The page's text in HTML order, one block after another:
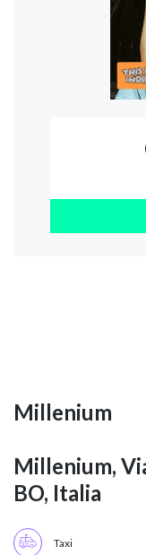
Millenium
Millenium,
BO, Italia
Taxi